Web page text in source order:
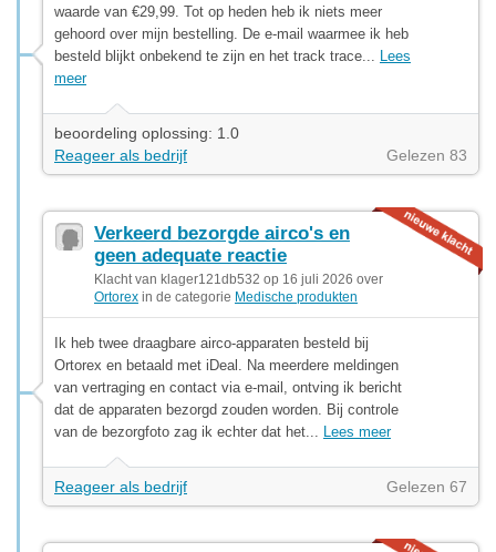
waarde van €29,99. Tot op heden heb ik niets meer
gehoord over mijn bestelling. De e-mail waarmee ik heb
besteld blijkt onbekend te zijn en het track trace... Lees
meer
beoordeling oplossing: 1.0
Reageer als bedrijf
Gelezen 83
Verkeerd bezorgde airco's en
geen adequate reactie
Klacht van klager121db532 op 16 juli 2026 over
Ortorex in de categorie Medische produkten
Ik heb twee draagbare airco-apparaten besteld bij
Ortorex en betaald met iDeal. Na meerdere meldingen
van vertraging en contact via e-mail, ontving ik bericht
dat de apparaten bezorgd zouden worden. Bij controle
van de bezorgfoto zag ik echter dat het... Lees meer
Reageer als bedrijf Gelezen 67